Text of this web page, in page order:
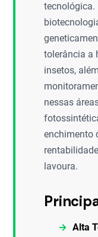
tecnológica.
tolerância a
insetos,
nessas
enchimento
lavoura.
Alta